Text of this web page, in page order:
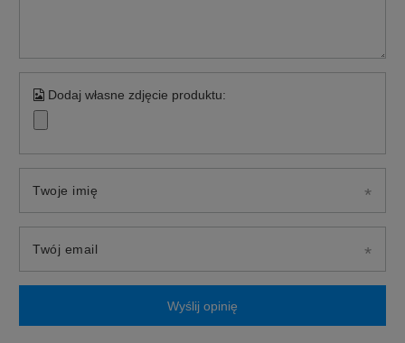
Dodaj własne zdjęcie produktu:
Twoje imię
Twój email
Wyślij opinię